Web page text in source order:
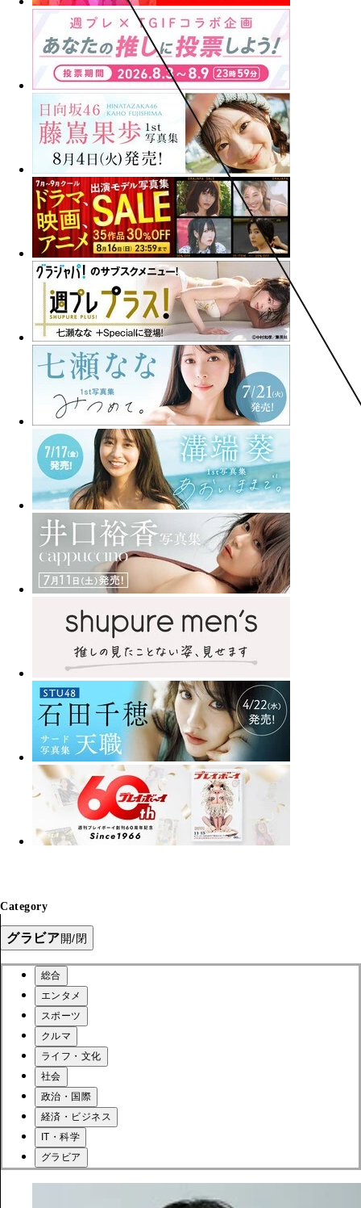
Category
グラビア開/閉
総合
エンタメ
スポーツ
クルマ
ライフ・文化
社会
政治・国際
経済・ビジネス
IT・科学
グラビア